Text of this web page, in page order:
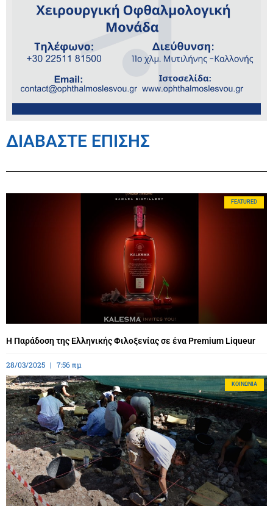
ΔΙΑΒΑΣΤΕ ΕΠΙΣΗΣ
FEATURED
Η Παράδοση της Ελληνικής Φιλοξενίας σε ένα Premium Liqueur
28/03/2025 7:56 πμ
ΚΟΙΝΩΝΊΑ